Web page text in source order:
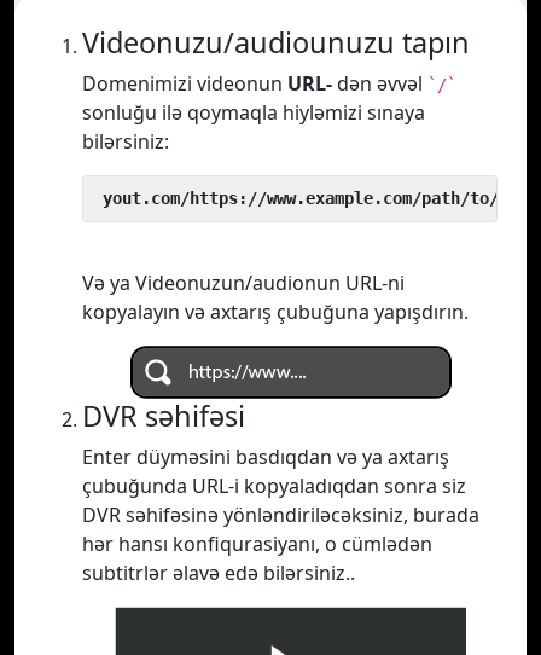
Videonuzu/audiounuzu tapın
Domenimizi videonun URL-dən əvvəl `/`
sonluğu ilə qoymaqla hiyləmizi sınaya
bilərsiniz:
yout.com/https://www.example.com/path/to/
Və ya Videonuzun/audionun URL-ni
kopyalayın və axtarış çubuğuna yapışdırın.
DVR səhifəsi
Enter düyməsini basdıqdan və ya axtarış
çubuğunda URL-i kopyaladıqdan sonra siz
DVR səhifəsinə yönləndiriləcəksiniz, burada
hər hansı konfiqurasiyanı, o cümlədən
subtitrlər əlavə edə bilərsiniz..